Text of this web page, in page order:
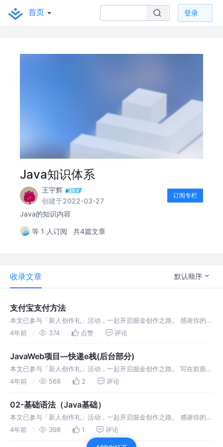
首页 登录
Java知识体系
王宇辉
创建于2022-03-27
订阅专栏
Java的知识内容
等 1 人订阅 共4篇文章
收录文章 默认顺序
支付宝支付方法
本文已参与「新人创作礼」活动，一起开启掘金创作之路。 感谢你的路
过，希望学生的笔记能给你一点微不足道的参考 Java基础思维导图，
4年前 374 点赞 评论
JavaWeb项目—快递e栈(后台部分)
本文已参与「新人创作礼」活动，一起开启掘金创作之路。 写在前面
这个部分对于我而言是一个重要的学习分水岭，学习了JavaWeb知识
4年前 568 2 评论
02-基础语法（Java基础）
本文已参与「新人创作礼」活动，一起开启掘金创作之路。 感谢你的路
过，希望学生的笔记能给你一点微不足道的参考（2/100） Java基础思
维导图，完整Java体系的链接 @TOC 一，二进制与ASCI码
4年前 398 1 评论